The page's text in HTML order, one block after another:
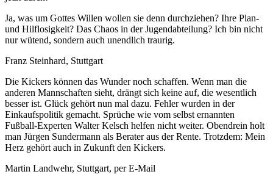
Ja, was um Gottes Willen wollen sie denn durchziehen? Ihre Plan-
und Hilflosigkeit? Das Chaos in der Jugendabteilung? Ich bin nicht
nur wütend, sondern auch unendlich traurig.
Franz Steinhard, Stuttgart
Die Kickers können das Wunder noch schaffen. Wenn man die
anderen Mannschaften sieht, drängt sich keine auf, die wesentlich
besser ist. Glück gehört nun mal dazu. Fehler wurden in der
Einkaufspolitik gemacht. Sprüche wie vom selbst ernannten
Fußball-Experten Walter Kelsch helfen nicht weiter. Obendrein holt
man Jürgen Sundermann als Berater aus der Rente. Trotzdem: Mein
Herz gehört auch in Zukunft den Kickers.
Martin Landwehr, Stuttgart, per E-Mail